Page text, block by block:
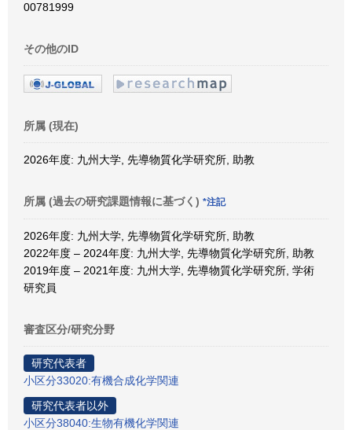
00781999
その他のID
所属 (現在)
2026年度: 九州大学, 先導物質化学研究所, 助教
所属 (過去の研究課題情報に基づく) *注記
2026年度: 九州大学, 先導物質化学研究所, 助教
2022年度 – 2024年度: 九州大学, 先導物質化学研究所, 助教
2019年度 – 2021年度: 九州大学, 先導物質化学研究所, 学術
研究員
審査区分/研究分野
研究代表者
小区分33020:有機合成化学関連
研究代表者以外
小区分38040:生物有機化学関連